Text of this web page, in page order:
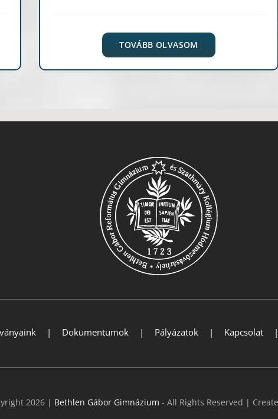
TOVÁBB OLVASOM
Dokumentumok Pályázatok Kapcsolat
2026 | Bethlen Gábor Gimnázium - All Rights Reserved |